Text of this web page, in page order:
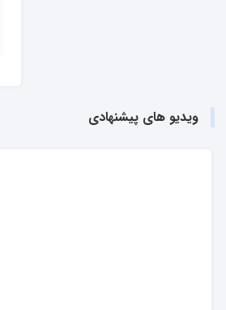
ویدیو های پیشنهادی